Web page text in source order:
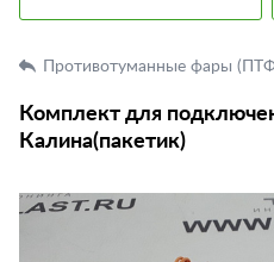
Противотуманные фары
Комплект для
Калина(пакетик)